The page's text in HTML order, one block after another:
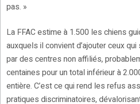
pas. »
La FFAC estime à 1.500 les chiens
auxquels il convient d’ajouter ceux
par des centres non affiliés,
centaines pour un total inférieur à
entière. C’est ce qui rend les refus
pratiques discriminatoires,